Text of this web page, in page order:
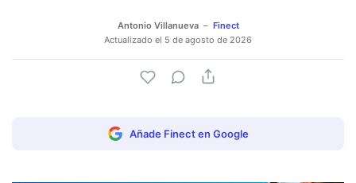
Antonio Villanueva
Finect
Actualizado el 5 de agosto de 2026
Añade Finect en Google